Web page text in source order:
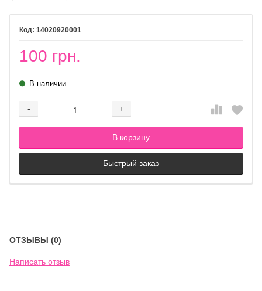
14020920001
100 грн.
В наличии
- +
Добавляется...
В корзину
Добавлен
Быстрый заказ
ОТЗЫВЫ (0)
Написать отзыв